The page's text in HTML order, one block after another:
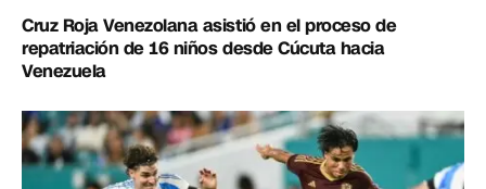
Cruz Roja Venezolana asistió en el proceso de
repatriación de 16 niños desde Cúcuta hacia
Venezuela